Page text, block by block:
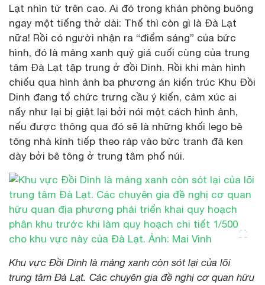
Lạt nhìn từ trên cao. Ai đó trong khán phòng buông
ngay một tiếng thở dài: Thế thì còn gì là Đà Lạt
nữa! Rồi có người nhận ra “điểm sáng” của bức
hình, đó là mảng xanh quý giá cuối cùng của trung
tâm Đà Lạt tập trung ở đồi Dinh. Rồi khi màn hình
chiếu qua hình ảnh ba phương án kiến trúc Khu Đồi
Dinh đang tổ chức trưng cầu ý kiến, cảm xúc ai
nấy như lại bị giật lại bởi nói một cách hình ảnh,
nếu được thông qua đó sẽ là những khối lego bê
tông nhà kính tiếp theo ráp vào bức tranh đã ken
dày bởi bê tông ở trung tâm phố núi.
Khu vực Đồi Dinh là mảng xanh còn sót lại của lõi
trung tâm Đà Lạt. Các chuyên gia đề nghị cơ quan hữu